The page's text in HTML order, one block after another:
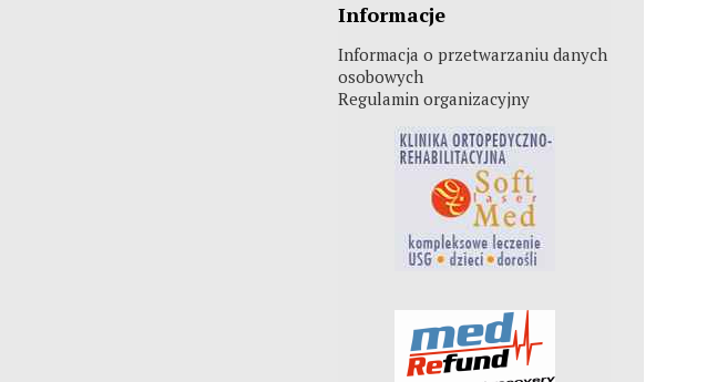
Informacje
Informacja o przetwarzaniu danych
osobowych
Regulamin organizacyjny